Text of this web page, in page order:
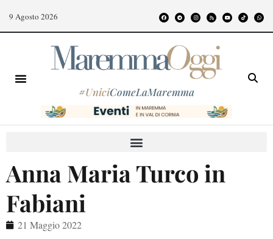
9 Agosto 2026
#UniciComeLaMaremma
Anna Maria Turco in
Fabiani
21 Maggio 2022